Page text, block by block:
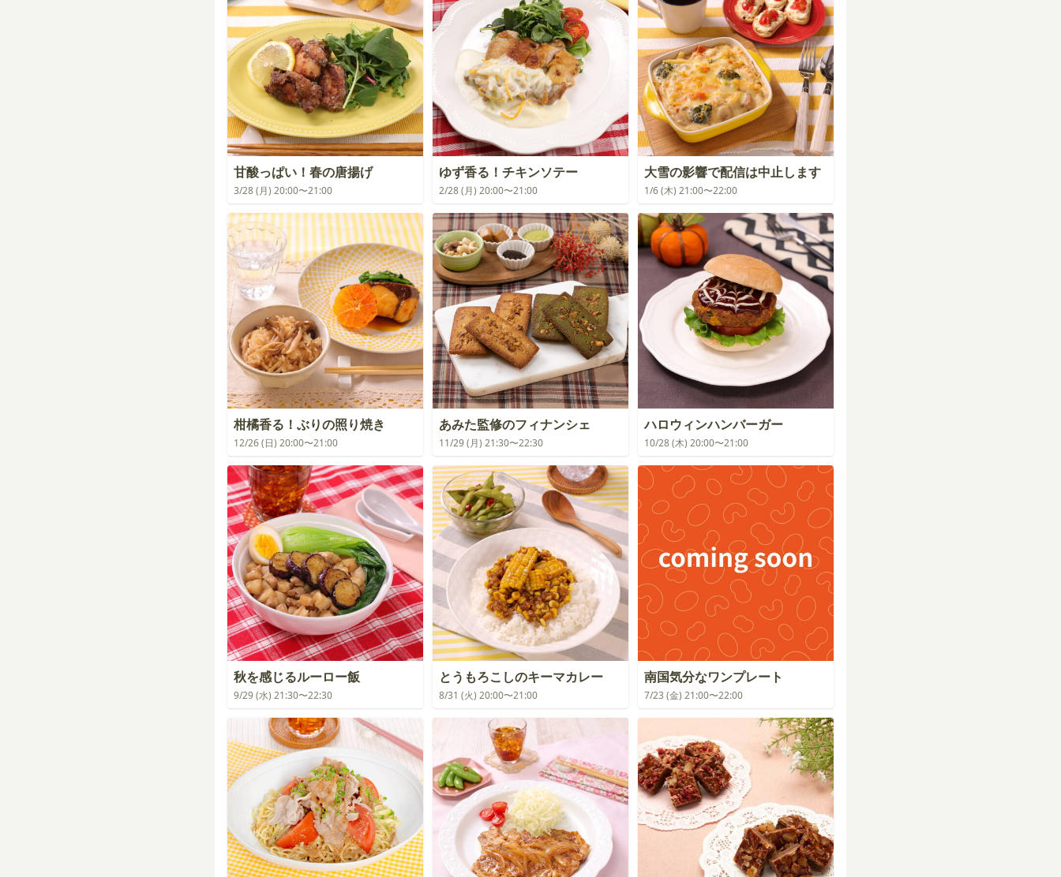
甘酸っぱい！春の唐揚げ
3/28 (月) 20:00〜21:00
ゆず香る！チキンソテー
2/28 (月) 20:00〜21:00
大雪の影響で配信は中止します
1/6 (木) 21:00〜22:00
柑橘香る！ぶりの照り焼き
12/26 (日) 20:00〜21:00
あみた監修のフィナンシェ
11/29 (月) 21:30〜22:30
ハロウィンハンバーガー
10/28 (木) 20:00〜21:00
秋を感じるルーロー飯
9/29 (水) 21:30〜22:30
とうもろこしのキーマカレー
8/31 (火) 20:00〜21:00
南国気分なワンプレート
7/23 (金) 21:00〜22:00